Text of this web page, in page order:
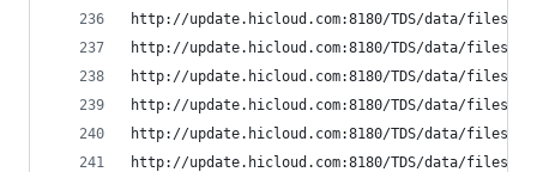
http://update.hicloud.com:8180/TDS/data/files/p9/
http://update.hicloud.com:8180/TDS/data/files/p9/
http://update.hicloud.com:8180/TDS/data/files/p9/
http://update.hicloud.com:8180/TDS/data/files/p9/
http://update.hicloud.com:8180/TDS/data/files/p9/
http://update.hicloud.com:8180/TDS/data/files/p9/